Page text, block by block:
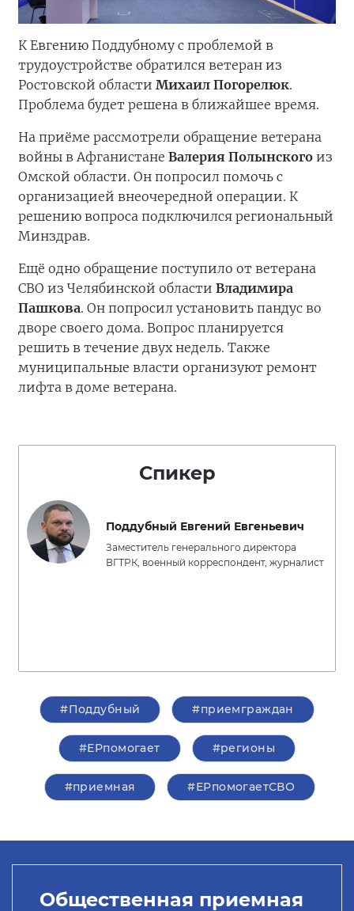
К Евгению Поддубному с проблемой в
трудоустройстве обратился ветеран из
Ростовской области Михаил Погорелюк.
Проблема будет решена в ближайшее время.
На приёме рассмотрели обращение ветерана
войны в Афганистане Валерия Полынского из
Омской области. Он попросил помочь с
организацией внеочередной операции. К
решению вопроса подключился региональный
Минздрав.
Ещё одно обращение поступило от ветерана
СВО из Челябинской области Владимира
Пашкова. Он попросил установить пандус во
дворе своего дома. Вопрос планируется
решить в течение двух недель. Также
муниципальные власти организуют ремонт
лифта в доме ветерана.
Спикер
Поддубный Евгений Евгеньевич
Заместитель генерального директора
ВГТРК, военный корреспондент, журналист
#Поддубный #приемграждан
#ЕРпомогает #регионы
#приемная #ЕРпомогаетСВО
Общественная приемная